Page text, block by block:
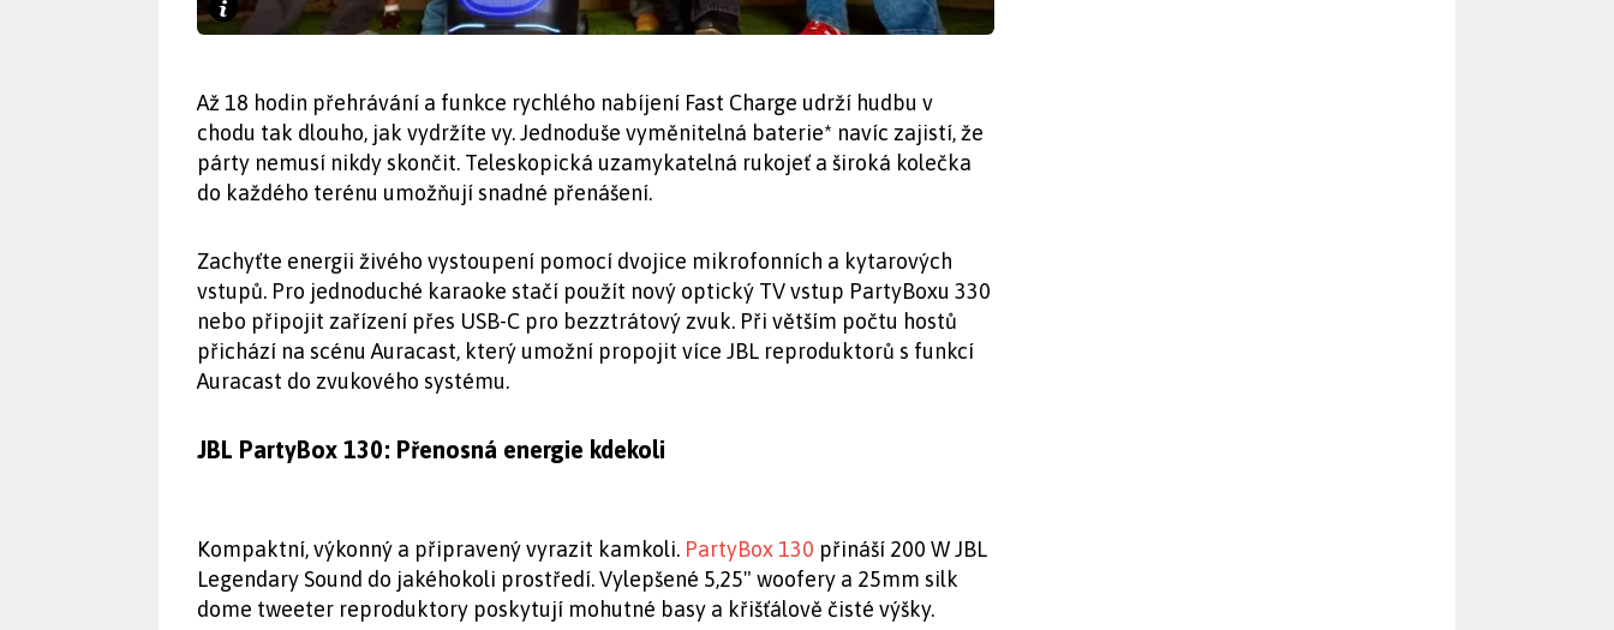
Až 18 hodin přehrávání a funkce rychlého nabíjení Fast Charge udrží hudbu v
chodu tak dlouho, jak vydržíte vy. Jednoduše vyměnitelná baterie* navíc zajistí, že
párty nemusí nikdy skončit. Teleskopická uzamykatelná rukojeť a široká kolečka
do každého terénu umožňují snadné přenášení.
Zachyťte energii živého vystoupení pomocí dvojice mikrofonních a kytarových
vstupů. Pro jednoduché karaoke stačí použít nový optický TV vstup PartyBoxu 330
nebo připojit zařízení přes USB-C pro bezztrátový zvuk. Při větším počtu hostů
přichází na scénu Auracast, který umožní propojit více JBL reproduktorů s funkcí
Auracast do zvukového systému.
JBL PartyBox 130: Přenosná energie kdekoli
Kompaktní, výkonný a připravený vyrazit kamkoli. PartyBox 130 přináší 200 W JBL
Legendary Sound do jakéhokoli prostředí. Vylepšené 5,25" woofery a 25mm silk
dome tweeter reproduktory poskytují mohutné basy a křišťálově čisté výšky.